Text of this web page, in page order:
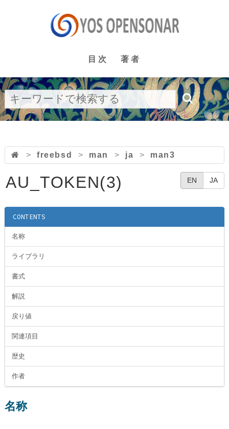
目次 著者
> freebsd > man > ja > man3
EN JA
AU_TOKEN(3)
CONTENTS
名称
ライブラリ
書式
解説
戻り値
関連項目
歴史
作者
名称